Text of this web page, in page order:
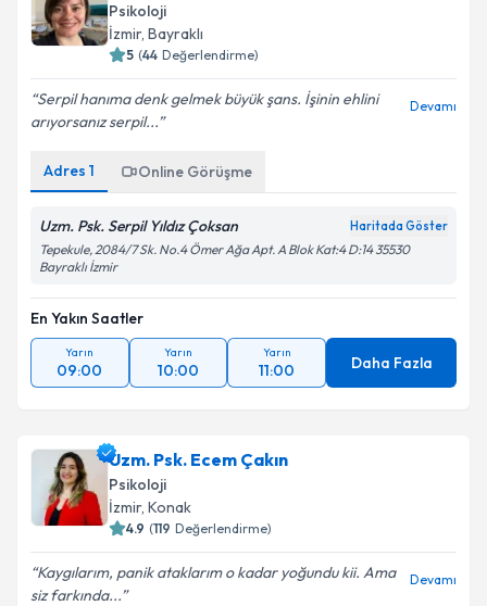
Psikoloji
İzmir, Bayraklı
5 (44 Değerlendirme)
Serpil hanıma denk gelmek büyük şans. İşinin ehlini
arıyorsanız serpil...
Devamı
Adres 1 Online Görüşme
Uzm. Psk. Serpil Yıldız Çoksan Haritada Göster
Tepekule, 2084/7 Sk. No.4 Ömer Ağa Apt. A Blok Kat:4 D:14 35530
Bayraklı İzmir
En Yakın Saatler
Yarın
09:00
Yarın
10:00
Yarın
11:00 Daha Fazla
Uzm. Psk. Ecem Çakın
Psikoloji
İzmir, Konak
4.9 (119 Değerlendirme)
Kaygılarım, panik ataklarım o kadar yoğundu kii. Ama
siz farkında...
Devamı